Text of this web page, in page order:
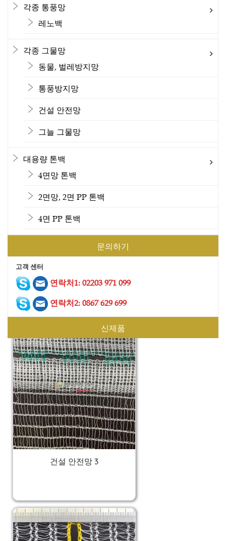
각종 통풍망
레노백
각종 그물망
동물, 벌레방지망
통풍방지망
건설 안전망
그늘 그물망
대용량 톤백
4면망 톤백
2면망, 2면 PP 톤백
4면 PP 톤백
문의하기
고객 센터
연락처1: 02203 971 099
연락처2: 0867 629 699
신제품